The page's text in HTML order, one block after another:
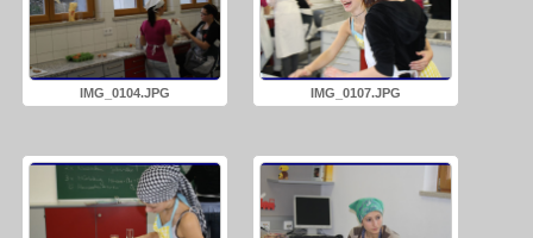
IMG_0104.JPG IMG_0107.JPG